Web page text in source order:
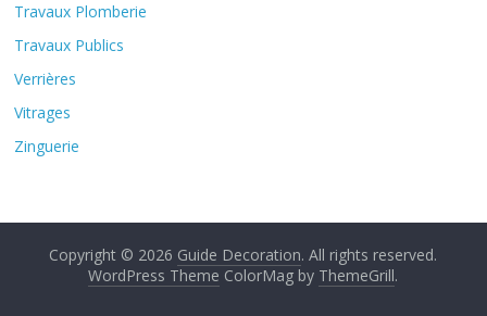
Travaux Plomberie
Travaux Publics
Verrières
Vitrages
Zinguerie
Copyright © 2026 Guide Decoration. All rights reserved.
WordPress Theme ColorMag by ThemeGrill.